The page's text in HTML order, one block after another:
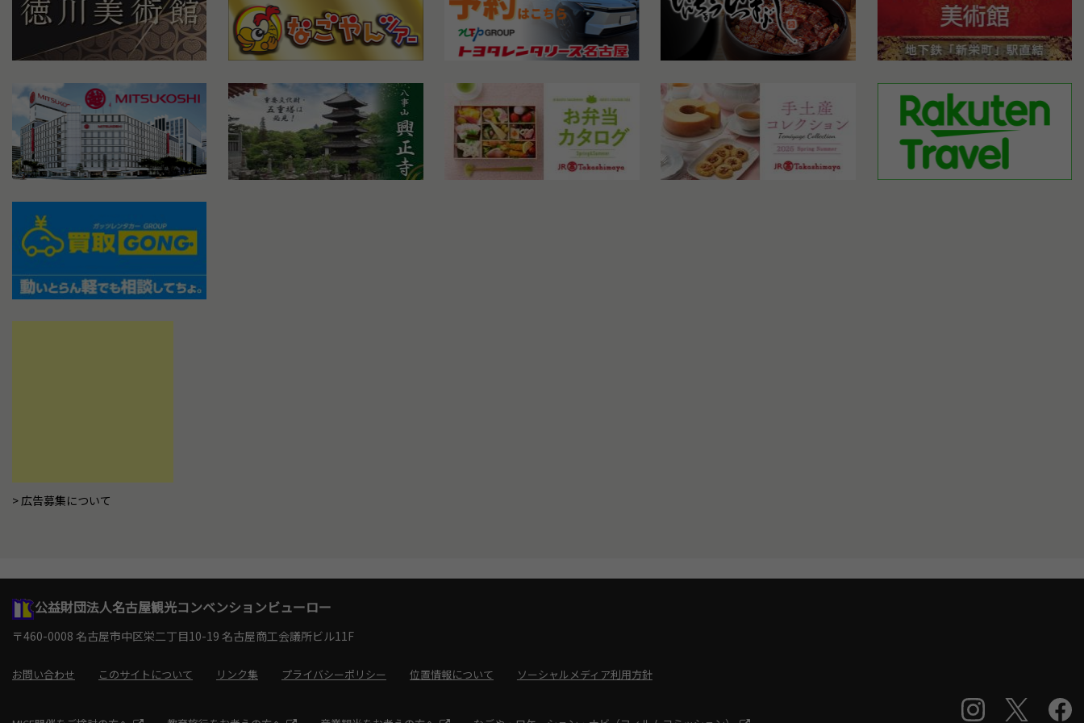
広告募集について
公益財団法人名古屋観光コンベンションビューロー
〒460-0008 名古屋市中区栄二丁目10-19 名古屋商工会議所ビル11F
お問い合わせ このサイトについて リンク集 プライバシーポリシー 位置情報について ソーシャルメディア利用方針